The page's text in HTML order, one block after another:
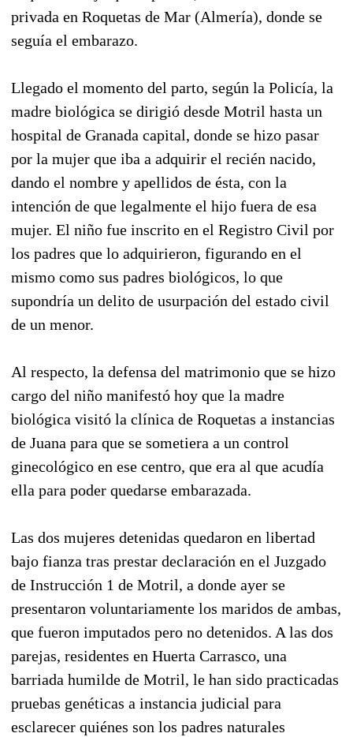
privada en Roquetas de Mar (Almería), donde se
seguía el embarazo.
Llegado el momento del parto, según la Policía, la
madre biológica se dirigió desde Motril hasta un
hospital de Granada capital, donde se hizo pasar
por la mujer que iba a adquirir el recién nacido,
dando el nombre y apellidos de ésta, con la
intención de que legalmente el hijo fuera de esa
mujer. El niño fue inscrito en el Registro Civil por
los padres que lo adquirieron, figurando en el
mismo como sus padres biológicos, lo que
supondría un delito de usurpación del estado civil
de un menor.
Al respecto, la defensa del matrimonio que se hizo
cargo del niño manifestó hoy que la madre
biológica visitó la clínica de Roquetas a instancias
de Juana para que se sometiera a un control
ginecológico en ese centro, que era al que acudía
ella para poder quedarse embarazada.
Las dos mujeres detenidas quedaron en libertad
bajo fianza tras prestar declaración en el Juzgado
de Instrucción 1 de Motril, a donde ayer se
presentaron voluntariamente los maridos de ambas,
que fueron imputados pero no detenidos. A las dos
parejas, residentes en Huerta Carrasco, una
barriada humilde de Motril, le han sido practicadas
pruebas genéticas a instancia judicial para
esclarecer quiénes son los padres naturales